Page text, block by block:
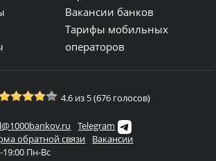
Вакансии банков
Тарифы мобильных
операторов
4.6 из 5 (676 голосов)
Telegram
обратной связи
Вакансии
Пн-Вс